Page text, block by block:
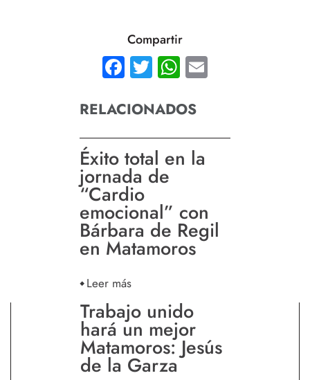
Compartir
Facebook
TwitterWhatsApp
RELACIONADOS
Éxito total en la
jornada de
“Cardio
emocional” con
Bárbara de Regil
en Matamoros
Leer más
Trabajo unido
hará un mejor
Matamoros: Jesús
de la Garza